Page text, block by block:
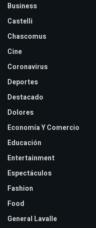
Business
Castelli
Chascomus
Cine
Coronavirus
Deportes
Destacado
Dolores
Economía Y Comercio
Educación
Entertainment
Espectáculos
Fashion
Food
General Lavalle